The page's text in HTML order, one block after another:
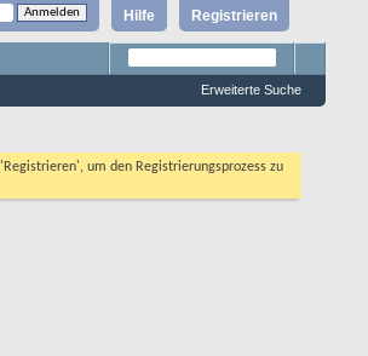
Registrieren
Hilfe
Erweiterte Suche
um den Registrierungsprozess zu